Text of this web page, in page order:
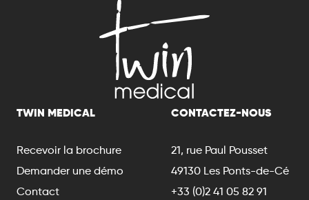
TWIN MEDICAL
Recevoir la brochure
Demander une démo
Contact
CONTACTEZ-NOUS
21, rue Paul Pousset
49130 Les Ponts-de-Cé
+33 (0)2 41 05 82 91